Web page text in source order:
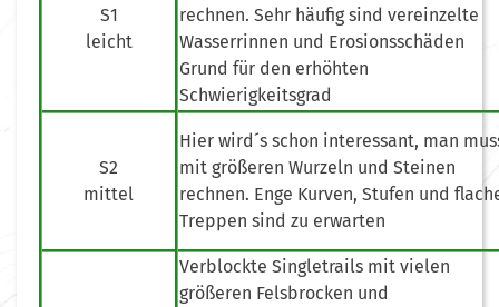
S1
leicht
rechnen. Sehr häufig sind vereinzelte
Wasserrinnen und Erosionsschäden
Grund für den erhöhten
Schwierigkeitsgrad
S2
mittel
Hier wird´s schon interessant, man
mit größeren Wurzeln und Steinen
rechnen. Enge Kurven, Stufen und
Treppen sind zu erwarten
Verblockte Singletrails mit vielen
größeren Felsbrocken und